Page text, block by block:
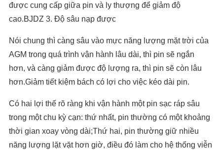
được cung cấp giữa pin và ly thượng để giảm độ
cao.BJDZ 3. Độ sâu nạp được
Nói chung thì càng sâu vào mực năng lượng mặt trời của
AGM trong quá trình vận hành lâu dài, thì pin sẽ ngắn
hơn, và càng giảm được độ lượng ra, thì pin sẽ còn lâu
hơn.Giảm tiết kiệm bách có lợi cho việc kéo dài pin.
Có hai lợi thế rõ ràng khi vận hành một pin sạc ráp sâu
trong một chu kỳ cạn: thứ nhất, pin thường có một khoảng
thời gian xoay vòng dài;Thứ hai, pin thường giữ nhiều
năng lượng lặt vặt hơn giờ, điều đó làm cho hệ thống viễn